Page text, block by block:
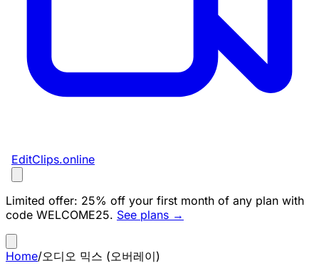
EditClips.online
Limited offer: 25% off your first month of any plan with
code WELCOME25. See plans →
Home/오디오 믹스 (오버레이)